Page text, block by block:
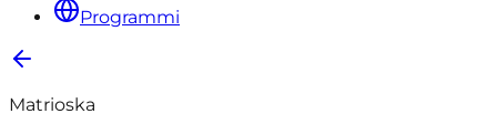
Programmi
Matrioska